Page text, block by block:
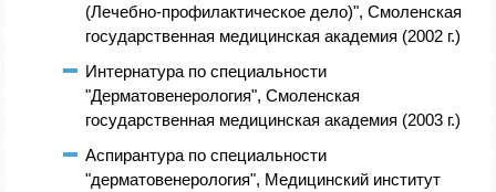
(Лечебно-профилактическое дело)", Смоленская
государственная медицинская академия (2002 г.)
Интернатура по специальности
"Дерматовенерология", Смоленская
государственная медицинская академия (2003 г.)
Аспирантура по специальности
"дерматовенерология", Медицинский институт